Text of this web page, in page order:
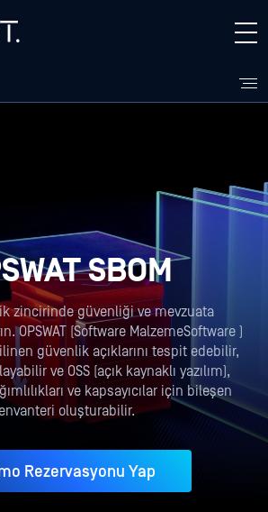
SBOM
zincirinde güvenliği ve mevzuata
OPSWAT (Software MalzemeSoftware )
güvenlik açıklarını tespit edebilir,
ve OSS (açık kaynaklı yazılım),
ve kapsayıcılar için bileşen
envanteri oluşturabilir.
Rezervasyonu Yap